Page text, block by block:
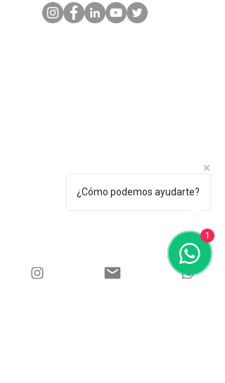
¿Cómo podemos ayudarte?
1